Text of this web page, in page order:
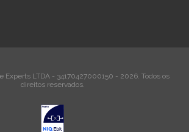
Experts LTDA - 34170427000150 - 2026. Todos os
direitos reservados.